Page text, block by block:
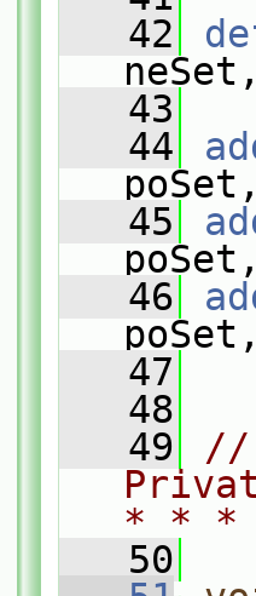
   42
   43
   44
   45
   46
   47
   48
   49
//
* *
   50